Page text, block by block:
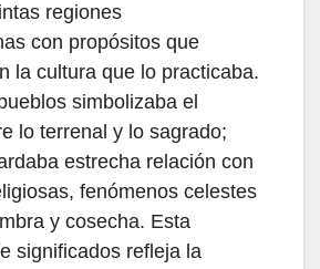
regiones
con propósitos que
la cultura que lo practicaba.
simbolizaba el
lo terrenal y lo sagrado;
estrecha relación con
fenómenos celestes
y cosecha. Esta
significados refleja la